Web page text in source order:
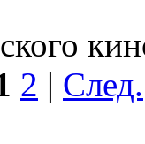
2 | След.